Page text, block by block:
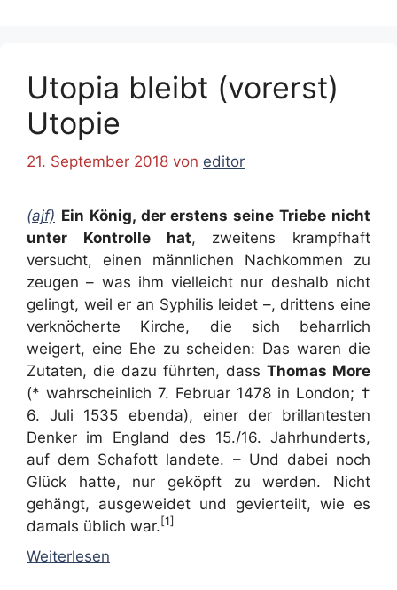
Utopia bleibt (vorerst)
Utopie
21. September 2018 von editor
(ajf) Ein König, der erstens seine Triebe nicht
unter Kontrolle hat, zweitens krampfhaft
versucht, einen männlichen Nachkommen zu
zeugen – was ihm vielleicht nur deshalb nicht
gelingt, weil er an Syphilis leidet –, drittens eine
verknöcherte Kirche, die sich beharrlich
weigert, eine Ehe zu scheiden: Das waren die
Zutaten, die dazu führten, dass Thomas More
(* wahrscheinlich 7. Februar 1478 in London; †
6. Juli 1535 ebenda), einer der brillantesten
Denker im England des 15./16. Jahrhunderts,
auf dem Schafott landete. – Und dabei noch
Glück hatte, nur geköpft zu werden. Nicht
gehängt, ausgeweidet und gevierteilt, wie es
damals üblich war. [1]
Weiterlesen